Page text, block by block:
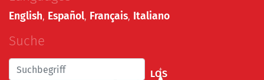
English, Español, Français, Italiano
Suche
LOS